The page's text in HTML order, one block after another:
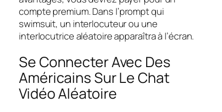
compte premium. Dans l’prompt qui
swimsuit, un interlocuteur ou une
interlocutrice aléatoire apparaîtra à l’écran.
Se Connecter Avec Des
Américains Sur Le Chat
Vidéo Aléatoire